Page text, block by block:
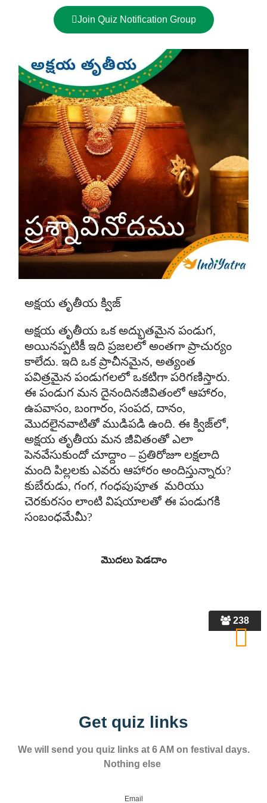
Join Quiz Notification Group
238
అక్షయ తృతీయ క్విజ్
అక్షయ తృతీయ ఒక అద్భుతమైన పండుగ,
అయినప్పటికీ ఇది ప్రజలలో అంతగా ప్రాచుర్యం
కాలేదు. ఇది ఒక ప్రాచీనమైన, అత్యంత
పవిత్రమైన పండుగలలో ఒకటిగా పరిగణిస్తారు.
ఈ పండుగ మన దైనందినజీవితంలో ఆహారం,
ఉపవాసం, బంగారం, సంపద, దానం,
మొదలైనవాటితో ముడిపడి ఉంది. ఈ క్విజ్‌లో,
అక్షయ తృతీయ మన జీవితంతో ఎలా
పెనవేసుకుందో చూద్దాం – ప్రతిరోజూ లక్షలాది
మంది పిల్లలకు ఎవరు ఆహారం అందిస్తున్నారు?
కుబేరుడు, గంగ, గంధపుపూత మరియు
చెరకురసం లాంటి విషయాలతో ఈ పండుగకి
సంబంధమేమీ?
Get quiz links
We will send you quiz links at 6 AM on festival days.
Nothing else
Email